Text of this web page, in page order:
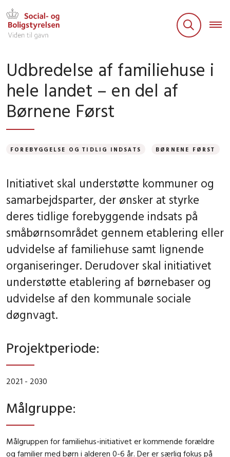
Udbredelse af familiehuse i
hele landet – en del af
Børnene Først
FOREBYGGELSE OG TIDLIG INDSATS BØRNENE FØRST
Initiativet skal understøtte kommuner og
samarbejdsparter, der ønsker at styrke
deres tidlige forebyggende indsats på
småbørnsområdet gennem etablering eller
udvidelse af familiehuse samt lignende
organiseringer. Derudover skal initiativet
understøtte etablering af børnebaser og
udvidelse af den kommunale sociale
døgnvagt.
Projektperiode:
2021 - 2030
Målgruppe:
Målgruppen for familiehus-initiativet er kommende forældre
og familier med børn i alderen 0-6 år. Der er særlig fokus på